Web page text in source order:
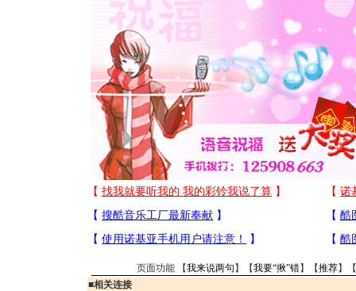
页面功能 【我来说两句 】【我要“揪”错】【推荐】
■相关连接